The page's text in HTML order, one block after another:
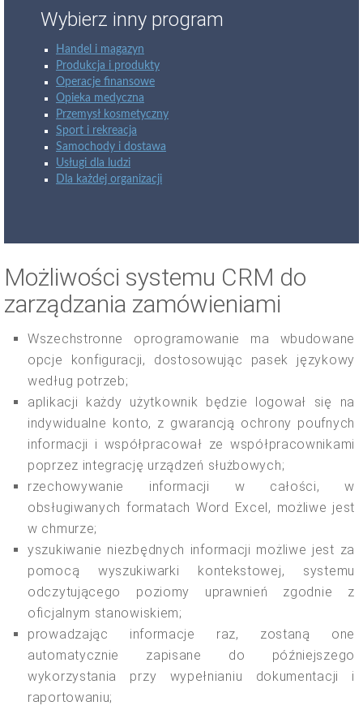
Wybierz inny program
Handel i magazyn
Produkcja i produkty
Operacje finansowe
Opieka medyczna
Przemysł kosmetyczny
Sport i rekreacja
Samochody i dostawa
Usługi dla ludzi
Dla każdej organizacji
Możliwości systemu CRM do
zarządzania zamówieniami
Wszechstronne oprogramowanie ma wbudowane
opcje konfiguracji, dostosowując pasek językowy
według potrzeb;
aplikacji każdy użytkownik będzie logował się na
indywidualne konto, z gwarancją ochrony poufnych
informacji i współpracował ze współpracownikami
poprzez integrację urządzeń służbowych;
rzechowywanie informacji w całości, w
obsługiwanych formatach Word Excel, możliwe jest
w chmurze;
yszukiwanie niezbędnych informacji możliwe jest za
pomocą wyszukiwarki kontekstowej, systemu
odczytującego poziomy uprawnień zgodnie z
oficjalnym stanowiskiem;
prowadzając informacje raz, zostaną one
automatycznie zapisane do późniejszego
wykorzystania przy wypełnianiu dokumentacji i
raportowaniu;